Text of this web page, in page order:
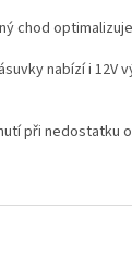
chod
nabízí i 12V
při nedostatku